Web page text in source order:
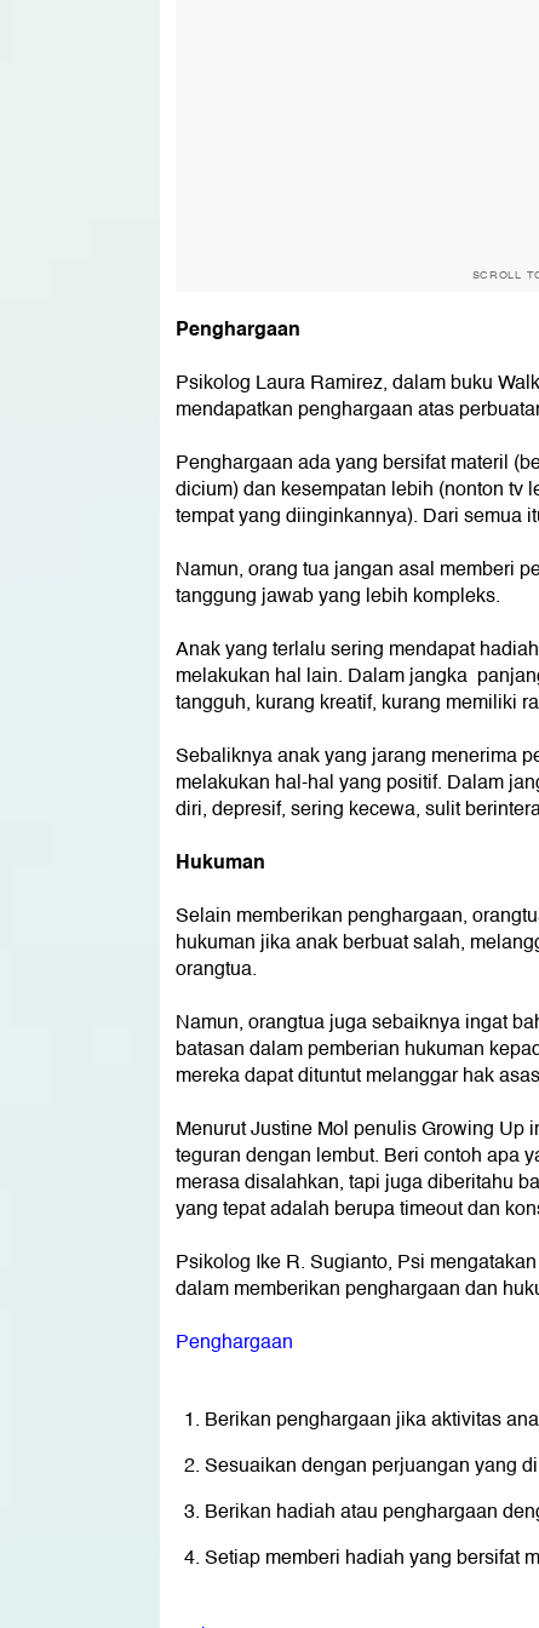
SCROLL
Penghargaan
Psikolog Laura Ramirez, dalam buku
mendapatkan penghargaan atas
Penghargaan ada yang bersifat materil
dicium) dan kesempatan lebih (nonton tv
tempat yang diinginkannya). Dari semua
Namun, orang tua jangan asal memberi
tanggung jawab yang lebih kompleks.
Anak yang terlalu sering mendapat
melakukan hal lain. Dalam jangka
tangguh, kurang kreatif, kurang memiliki
Sebaliknya anak yang jarang menerima
melakukan hal-hal yang positif. Dalam
diri, depresif, sering kecewa, sulit
Hukuman
Selain memberikan penghargaan,
hukuman jika anak berbuat salah,
orangtua.
Namun, orangtua juga sebaiknya ingat
batasan dalam pemberian hukuman
mereka dapat dituntut melanggar hak
Menurut Justine Mol penulis Growing Up
teguran dengan lembut. Beri contoh apa
merasa disalahkan, tapi juga diberitahu
yang tepat adalah berupa timeout dan
Psikolog Ike R. Sugianto, Psi
dalam memberikan penghargaan dan
Penghargaan
Berikan penghargaan jika aktivitas
Sesuaikan dengan perjuangan yang
Berikan hadiah atau penghargaan
Setiap memberi hadiah yang bersifat